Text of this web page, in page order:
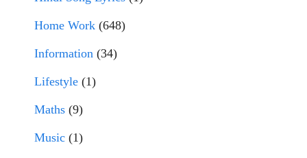
Home Work (648)
Information (34)
Lifestyle (1)
Maths (9)
Music (1)